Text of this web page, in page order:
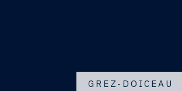
GREZ-DOICEAU